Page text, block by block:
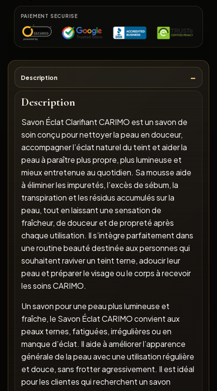
PAIEMENT SECURISE
Description
Description
Savon Éclat Clarifiant CARIMO est un savon de
soin conçu pour nettoyer la peau en douceur,
accompagner l’éclat naturel du teint et aider la
peau à paraître plus propre, plus lumineuse et
mieux entretenue au quotidien. Sa mousse aide
à éliminer les impuretés, l’excès de sébum, la
transpiration et les résidus accumulés sur la
peau, tout en laissant une sensation de
fraîcheur, de douceur et de propreté après
chaque utilisation. Il s’intègre parfaitement dans
une routine beauté destinée aux personnes qui
souhaitent raviver un teint terne, adoucir leur
peau et préparer le visage ou le corps à recevoir
les soins CARIMO.
Un savon pour une peau plus lumineuse et
fraîche, le Savon Éclat CARIMO convient aux
peaux ternes, fatiguées, irrégulières ou en
manque d’éclat. Il aide à améliorer l’apparence
générale de la peau avec une utilisation régulière
et douce, sans frotter agressivement. Il est idéal
pour les clientes qui recherchent un savon